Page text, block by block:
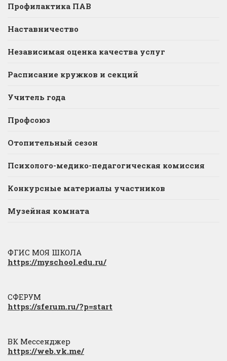
Профилактика ПАВ
Наставничество
Независимая оценка качества услуг
Расписание кружков и секций
Учитель года
Профсоюз
Отопительный сезон
Психолого-медико-педагогическая комиссия
Конкурсные материалы участников
Музейная комната
ФГИС МОЯ ШКОЛА
https://myschool.edu.ru/
СФЕРУМ
https://sferum.ru/?p=start
ВК Мессенджер
https://web.vk.me/